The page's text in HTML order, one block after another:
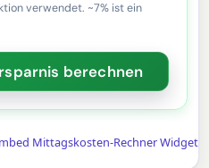
verwendet. ~7% ist ein
Mittagskosten-Rechner Widget